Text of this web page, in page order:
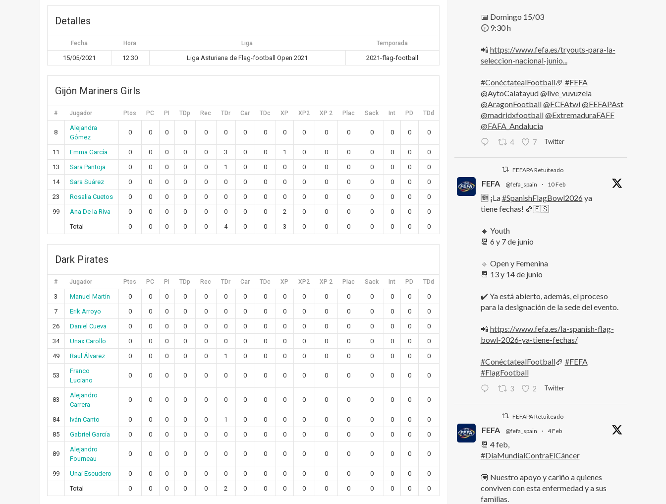
Detalles
Fecha Hora Liga Temporada
15/05/2021 12:30 Liga Asturiana de Flag-football Open 2021 2021-flag-football
Gijón Mariners Girls
# Jugador Ptos PC PI TDp Rec TDr Car TDc XP XP2 XP 2 Plac Sack Int PD TDd
8
Alejandra
Gómez
0 0 0 0 0 0 0 0 0 0 0 0 0 0 0 0
11 Emma García 0 0 0 0 0 3 0 0 1 0 0 0 0 0 0
0
13
Sara Pantoja 0 0 0 0 0 1 0 0 0 0 0 0 0 0 0
0
14
Sara Suárez 0 0 0 0 0 0 0 0 0 0 0 0 0 0 0
0
23
Rosalia Cuetos 0 0 0 0 0 0 0 0 0 0 0 0 0 0 0
0
99
Ana De la Riva 0 0 0 0 0 0 0 0 2 0 0 0 0 0 0
0
Total
0 0 0 0 0 4 0 0 3 0 0 0 0 0 0 0
Dark Pirates
# Jugador Ptos PC PI TDp Rec TDr Car TDc XP XP2 XP 2 Plac Sack Int PD TDd
3 Manuel Martín 0 0 0 0 0 0 0 0 0 0 0 0 0 0 0
0
7
Erik Arroyo 0 0 0 0 0 0 0 0 0 0 0 0 0 0 0
0
26
Daniel Cueva 0 0 0 0 0 0 0 0 0 0 0 0 0 0 0
0
34
Unax Carollo 0 0 0 0 0 0 0 0 0 0 0 0 0 0 0
0
49
Raul Álvarez 0 0 0 0 0 1 0 0 0 0 0 0 0 0 0 0
53
Franco
Luciano
0 0 0 0 0 0 0 0 0 0 0 0 0 0 0 0
83
Alejandro
Carrera
0 0 0 0 0 0 0 0 0 0 0 0 0 0 0 0
84 Iván Canto 0 0 0 0 0 1 0 0 0 0 0 0 0 0 0
0
85
Gabriel García 0 0 0 0 0 0 0 0 0 0 0 0 0 0 0 0
89
Alejandro
Fourneau
0 0 0 0 0 0 0 0 0 0 0 0 0 0 0 0
99 Unai Escudero 0 0 0 0 0 0 0 0 0 0 0 0 0 0 0
0
Total
0 0 0 0 0 2 0 0 0 0 0 0 0 0 0 0
📅 Domingo 15/03
🕤 9:30 h
📲 https://www.fefa.es/tryouts-para-la-
seleccion-nacional-junio...
#ConéctatealFootball🏈 #FEFA
@AytoCalatayud@live_vuvuzela
@AragonFootball@FCFAtwi@FEFAPAst
@madridxfootball@ExtremaduraFAFF
@FAFA_Andalucia
4 7 Twitter
FEFAPA Retuiteado
FEFA @fefa_spain · 10 Feb
🆕 ¡La#SpanishFlagBowl2026 ya
tiene fechas! 🏈🇪🇸
🔹 Youth
📆 6 y 7 de junio
🔹 Open y Femenina
📆 13 y 14 de junio
✔️ Ya está abierto, además, el proceso
para la designación de la sede del evento.
📲 https://www.fefa.es/la-spanish-flag-
bowl-2026-ya-tiene-fechas/
#ConéctatealFootball🏈 #FEFA
#FlagFootball
3 2 Twitter
FEFAPA Retuiteado
FEFA @fefa_spain · 4 Feb
📆 4 feb,
#DíaMundialContraElCáncer
💟 Nuestro apoyo y cariño a quienes
conviven con esta enfermedad y a sus
familias.